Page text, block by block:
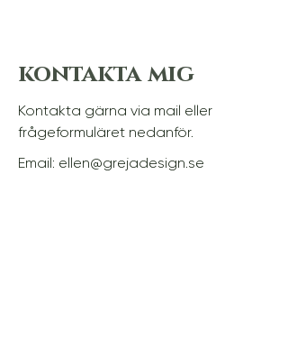
kontakta mig
Kontakta gärna via mail eller
frågeformuläret nedanför.
Email: ellen@grejadesign.se